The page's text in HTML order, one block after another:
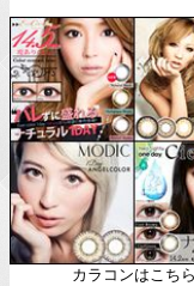
カラコンはこちら